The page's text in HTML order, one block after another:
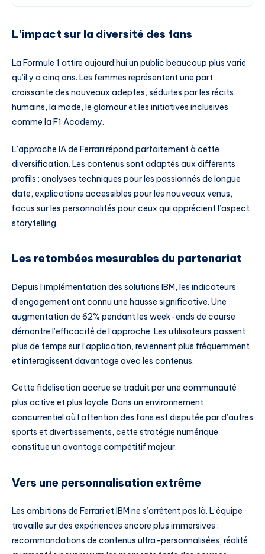
L’impact sur la diversité des fans
La Formule 1 attire aujourd’hui un public beaucoup plus varié
qu’il y a cinq ans. Les femmes représentent une part
croissante des nouveaux adeptes, séduites par les récits
humains, la mode, le glamour et les initiatives inclusives
comme la F1 Academy.
L’approche IA de Ferrari répond parfaitement à cette
diversification. Les contenus sont adaptés aux différents
profils : analyses techniques pour les passionnés de longue
date, explications accessibles pour les nouveaux venus,
focus sur les personnalités pour ceux qui apprécient l’aspect
storytelling.
Les retombées mesurables du partenariat
Depuis l’implémentation des solutions IBM, les indicateurs
d’engagement ont connu une hausse significative. Une
augmentation de 62% pendant les week-ends de course
démontre l’efficacité de l’approche. Les utilisateurs passent
plus de temps sur l’application, reviennent plus fréquemment
et interagissent davantage avec les contenus.
Cette fidélisation accrue se traduit par une communauté
plus active et plus loyale. Dans un environnement
concurrentiel où l’attention des fans est disputée par d’autres
sports et divertissements, cette stratégie numérique
constitue un avantage compétitif majeur.
Vers une personnalisation extrême
Les ambitions de Ferrari et IBM ne s’arrêtent pas là. L’équipe
travaille sur des expériences encore plus immersives :
recommandations de contenus ultra-personnalisées, réalité